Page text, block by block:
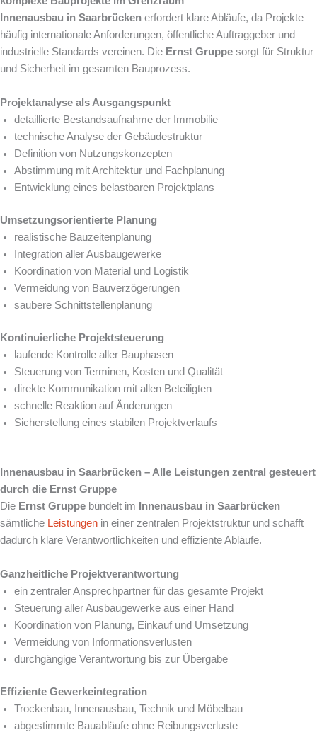
Innenausbau in Saarbrücken erfordert klare Abläufe, da Projekte
häufig internationale Anforderungen, öffentliche Auftraggeber und
industrielle Standards vereinen. Die Ernst Gruppe sorgt für Struktur
und Sicherheit im gesamten Bauprozess.
Projektanalyse als Ausgangspunkt
detaillierte Bestandsaufnahme der Immobilie
technische Analyse der Gebäudestruktur
Definition von Nutzungskonzepten
Abstimmung mit Architektur und Fachplanung
Entwicklung eines belastbaren Projektplans
Umsetzungsorientierte Planung
realistische Bauzeitenplanung
Integration aller Ausbaugewerke
Koordination von Material und Logistik
Vermeidung von Bauverzögerungen
saubere Schnittstellenplanung
Kontinuierliche Projektsteuerung
laufende Kontrolle aller Bauphasen
Steuerung von Terminen, Kosten und Qualität
direkte Kommunikation mit allen Beteiligten
schnelle Reaktion auf Änderungen
Sicherstellung eines stabilen Projektverlaufs
Innenausbau in Saarbrücken – Alle Leistungen zentral gesteuert
durch die Ernst Gruppe
Die Ernst Gruppe bündelt im
Innenausbau in Saarbrücken
sämtliche Leistungen in einer zentralen Projektstruktur und schafft
dadurch klare Verantwortlichkeiten und effiziente Abläufe.
Ganzheitliche Projektverantwortung
ein zentraler Ansprechpartner für das gesamte Projekt
Steuerung aller Ausbaugewerke aus einer Hand
Koordination von Planung, Einkauf und Umsetzung
Vermeidung von Informationsverlusten
durchgängige Verantwortung bis zur Übergabe
Effiziente Gewerkeintegration
Trockenbau, Innenausbau, Technik und Möbelbau
abgestimmte Bauabläufe ohne Reibungsverluste